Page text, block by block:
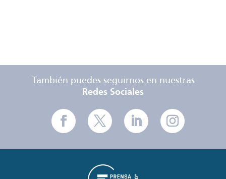
También puedes seguirnos en nuestras
Redes Sociales